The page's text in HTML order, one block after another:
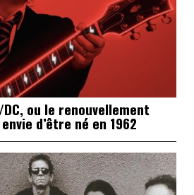
DC, ou le renouvellement
d’être né en 1962